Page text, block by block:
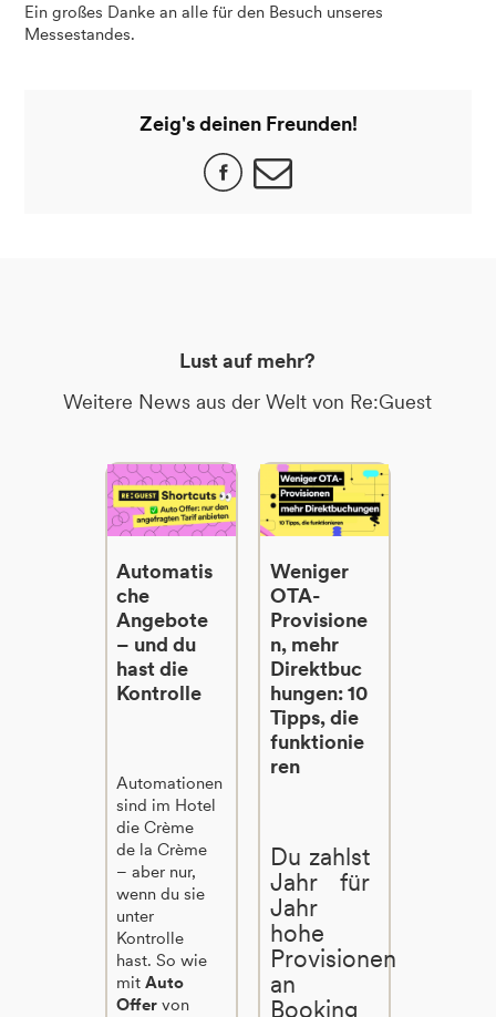
Ein großes Danke an alle für den Besuch unseres
Messestandes.
Zeig's deinen Freunden!
Lust auf mehr?
Weitere News aus der Welt von Re:Guest
Automatis
che
Angebote
– und du
hast die
Kontrolle
Automationen
sind im Hotel
die Crème
de la Crème
– aber nur,
wenn du sie
unter
Kontrolle
hast. So wie
mitAuto
Offer von
Weniger
OTA-
Provisione
n, mehr
Direktbuc
hungen: 10
Tipps, die
funktionie
ren
Du zahlst
Jahr für
Jahr
hohe
Provisionen
an
Booking